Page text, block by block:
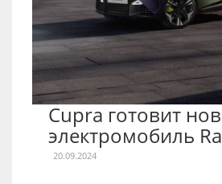
Cupra готовит
электромобиль
20.09.2024